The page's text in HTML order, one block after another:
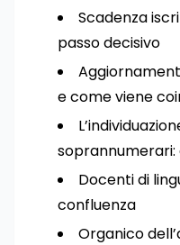
Scadenza
passo decisivo
e come viene
Docenti di
confluenza
Organico